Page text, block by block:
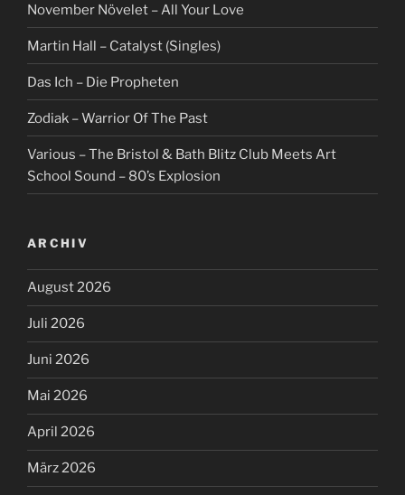
November Növelet – All Your Love
Martin Hall – Catalyst (Singles)
Das Ich – Die Propheten
Zodiak – Warrior Of The Past
Various – The Bristol & Bath Blitz Club Meets Art
School Sound – 80’s Explosion
ARCHIV
August 2026
Juli 2026
Juni 2026
Mai 2026
April 2026
März 2026